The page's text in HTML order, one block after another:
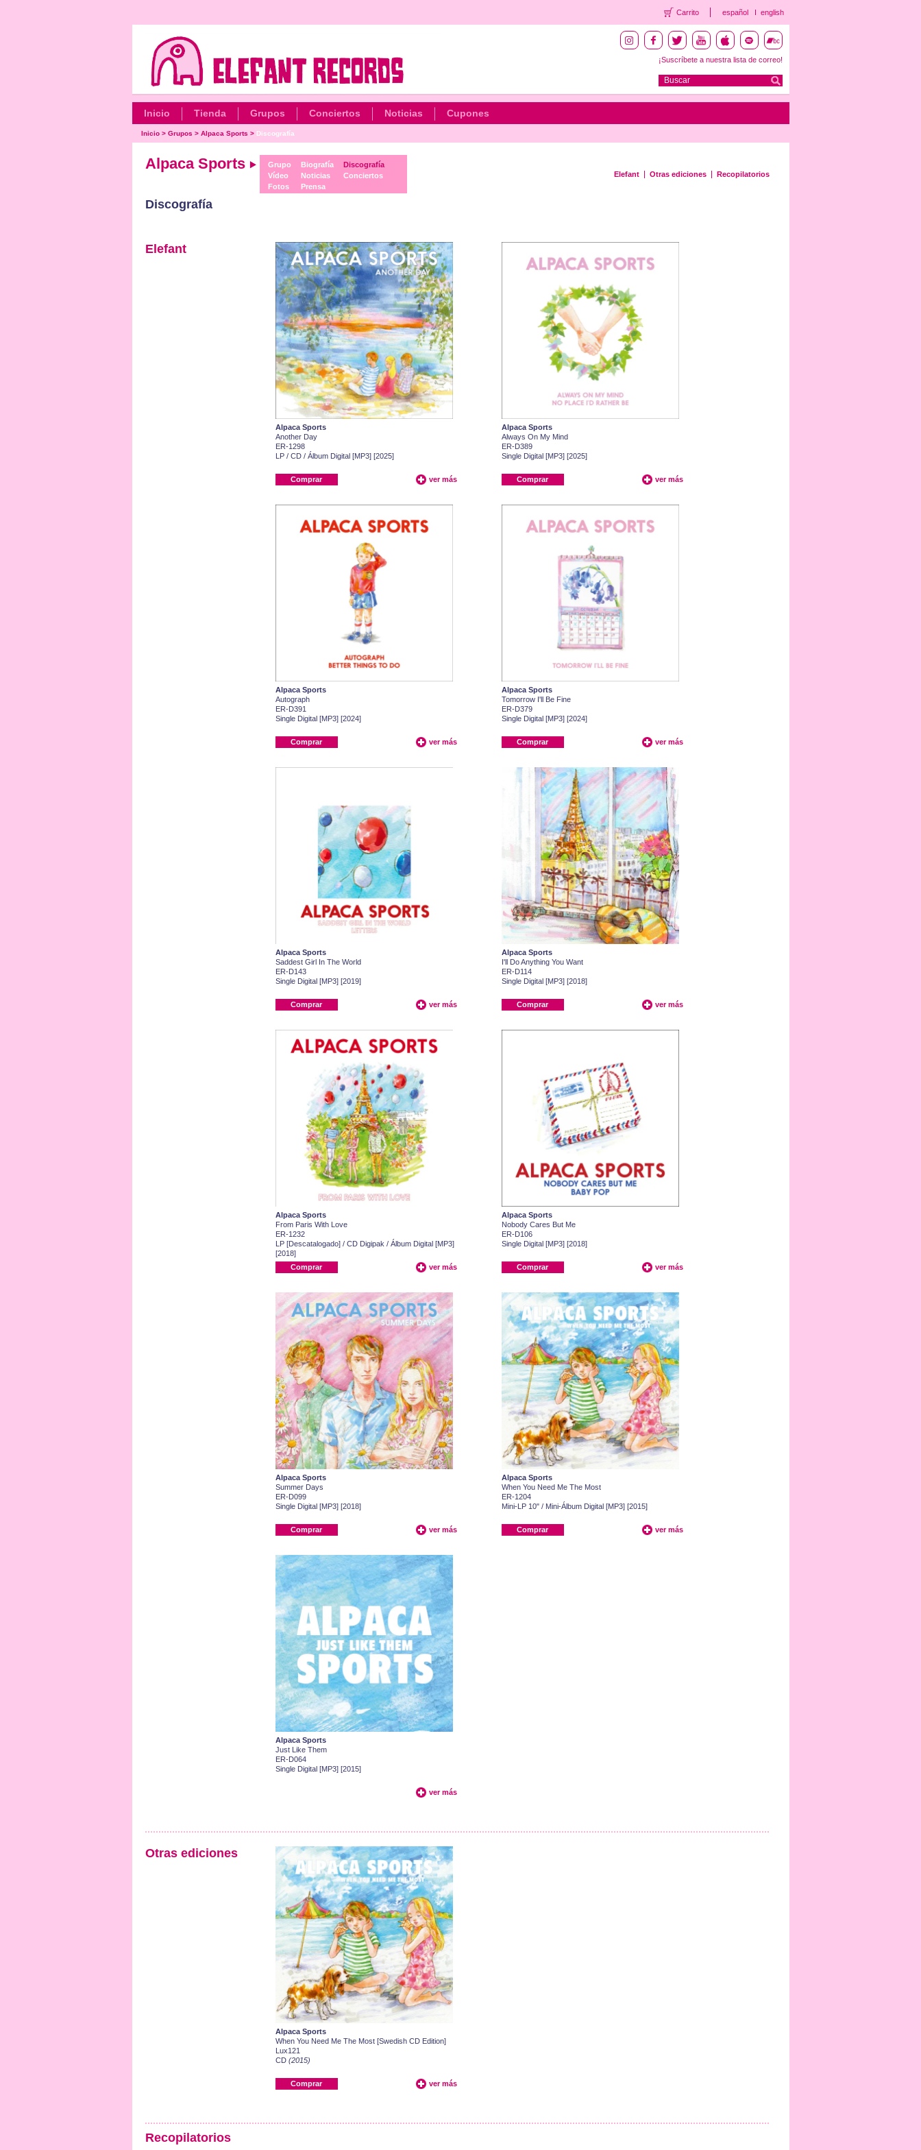
Carrito español english
¡Suscríbete a nuestra lista de correo!
Inicio Tienda Grupos Conciertos Noticias Cupones
Inicio> Grupos > Alpaca Sports > Discografía
Alpaca Sports
Grupo
Vídeo
Fotos
Biografía
Noticias
Prensa
Discografía
Conciertos
Discografía
Elefant Otras ediciones Recopilatorios
Elefant
Alpaca Sports
Another Day
ER-1298
LP / CD / Álbum Digital [MP3] [2025]
Comprar ver más
Alpaca Sports
Always On My Mind
ER-D389
Single Digital [MP3] [2025]
Comprar ver más
Alpaca Sports
Autograph
ER-D391
Single Digital [MP3] [2024]
Comprar ver más
Alpaca Sports
Tomorrow I'll Be Fine
ER-D379
Single Digital [MP3] [2024]
Comprar ver más
Alpaca Sports
Saddest Girl In The World
ER-D143
Single Digital [MP3] [2019]
Comprar ver más
Alpaca Sports
I'll Do Anything You Want
ER-D114
Single Digital [MP3] [2018]
Comprar ver más
Alpaca Sports
From Paris With Love
ER-1232
LP [Descatalogado] / CD Digipak / Álbum Digital [MP3]
[2018]
Comprar
ver más
Alpaca Sports
Nobody Cares But Me
ER-D106
Single Digital [MP3] [2018]
Comprar ver más
Alpaca Sports
Summer Days
ER-D099
Single Digital [MP3] [2018]
Comprar ver más
Alpaca Sports
When You Need Me The Most
ER-1204
Mini-LP 10" / Mini-Álbum Digital [MP3] [2015]
Comprar ver más
Alpaca Sports
Just Like Them
ER-D064
Single Digital [MP3] [2015]
ver más
Otras ediciones
Alpaca Sports
When You Need Me The Most [Swedish CD Edition]
Lux121
CD (2015)
Comprar ver más
Recopilatorios